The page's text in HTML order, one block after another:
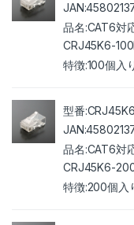
CAT6対
CRJ45K6-
100個入
CAT6対
CRJ45K6-
200個入